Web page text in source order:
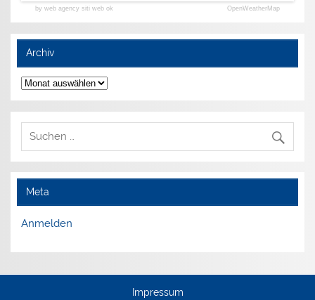
by web agency siti web ok OpenWeatherMap
Archiv
Archiv
Meta
Anmelden
Impressum